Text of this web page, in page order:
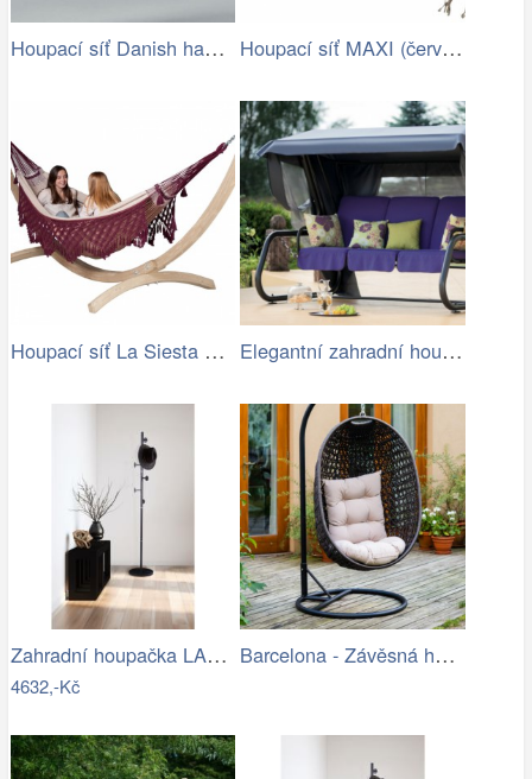
Houpací síť Danish hammock - Artedio.cz Houpací síť MAXI (červená) | Jena…
Houpací síť La Siesta Bossanova Family … Elegantní zahradní houpačka VENEZIA
Zahradní houpačka LAMIA Tempo Kondela
4632,-Kč
Barcelona - Závěsná houpačka (hnědá)